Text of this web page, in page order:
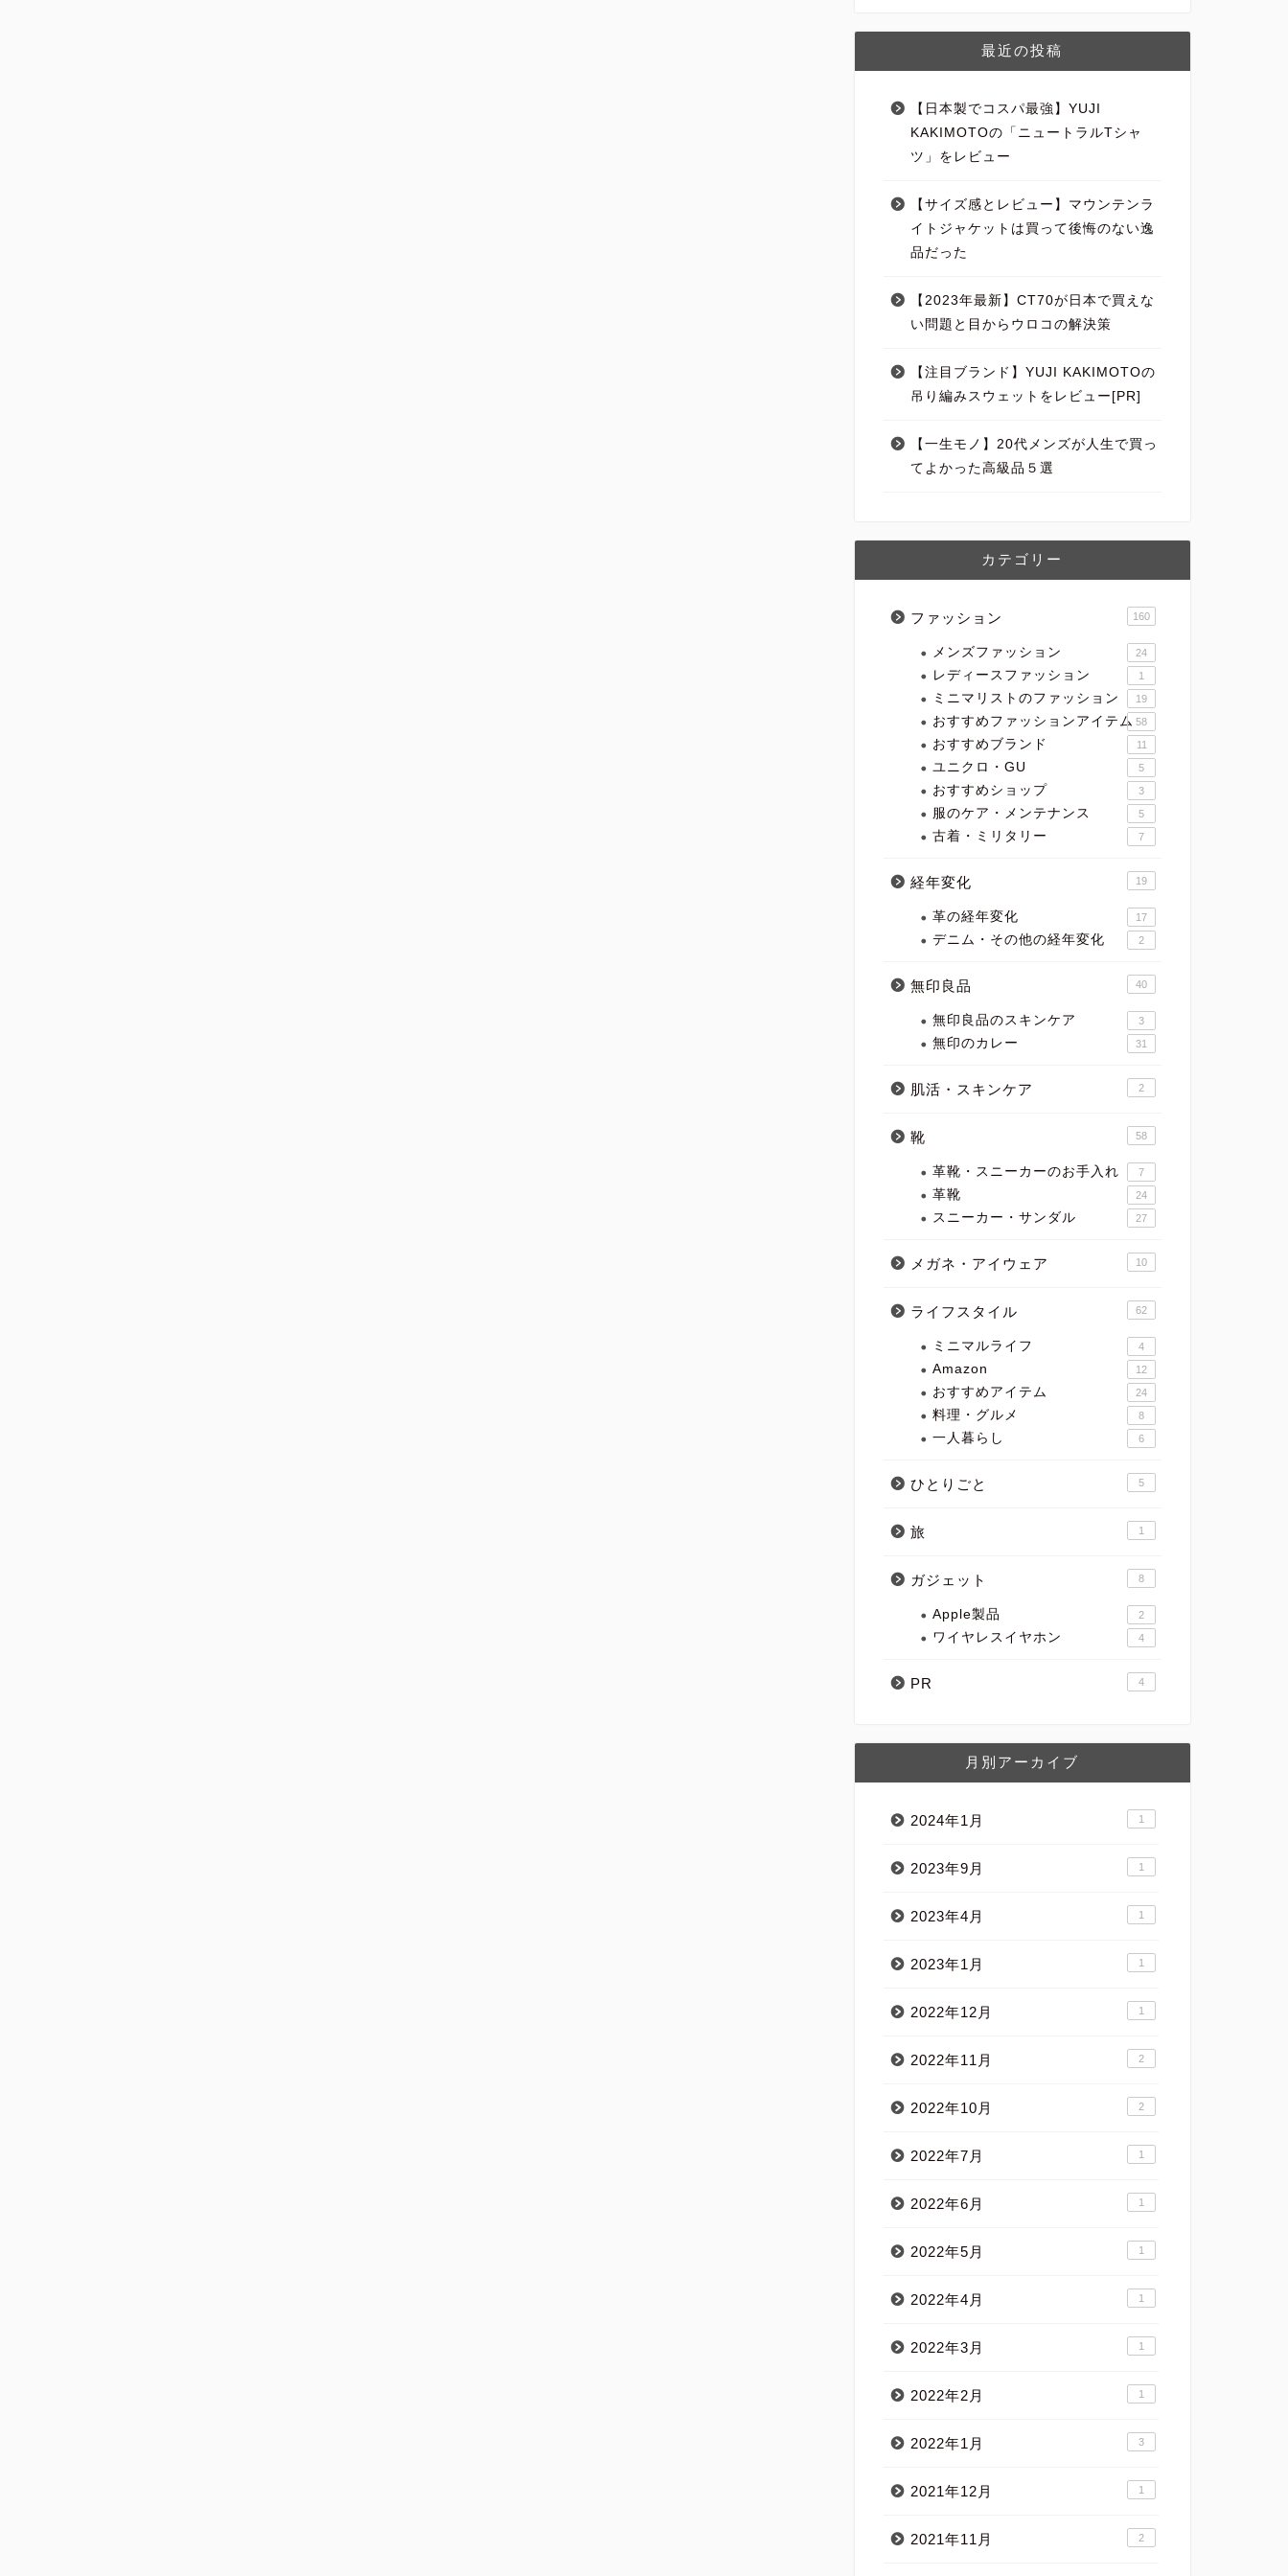
最近の投稿
【日本製でコスパ最強】YUJI
KAKIMOTOの「ニュートラルTシャ
ツ」をレビュー
【サイズ感とレビュー】マウンテンラ
イトジャケットは買って後悔のない逸
品だった
【2023年最新】CT70が日本で買えな
い問題と目からウロコの解決策
【注目ブランド】YUJI KAKIMOTOの
吊り編みスウェットをレビュー[PR]
【一生モノ】20代メンズが人生で買っ
てよかった高級品５選
カテゴリー
ファッション 160
メンズファッション 24
レディースファッション 1
ミニマリストのファッション 19
おすすめファッションアイテム 58
おすすめブランド 11
ユニクロ・GU 5
おすすめショップ 3
服のケア・メンテナンス 5
古着・ミリタリー 7
経年変化 19
革の経年変化 17
デニム・その他の経年変化 2
無印良品 40
無印良品のスキンケア 3
無印のカレー 31
肌活・スキンケア 2
靴 58
革靴・スニーカーのお手入れ 7
革靴 24
スニーカー・サンダル 27
メガネ・アイウェア 10
ライフスタイル 62
ミニマルライフ 4
Amazon 12
おすすめアイテム 24
料理・グルメ 8
一人暮らし 6
ひとりごと 5
旅 1
ガジェット 8
Apple製品 2
ワイヤレスイヤホン 4
PR 4
月別アーカイブ
2024年1月 1
2023年9月 1
2023年4月 1
2023年1月 1
2022年12月 1
2022年11月 2
2022年10月 2
2022年7月 1
2022年6月 1
2022年5月 1
2022年4月 1
2022年3月 1
2022年2月 1
2022年1月 3
2021年12月 1
2021年11月 2